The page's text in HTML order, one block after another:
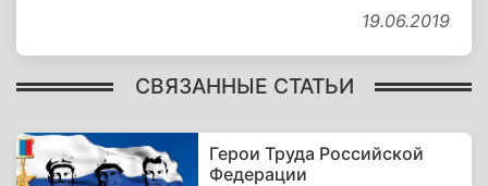
19.06.2019
СВЯЗАННЫЕ СТАТЬИ
Герои Труда Российской
Федерации